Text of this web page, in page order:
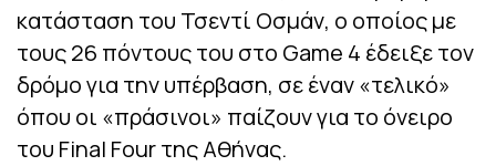
κατάσταση του Τσεντί Οσμάν, ο οποίος με
τους 26 πόντους του στο Game 4 έδειξε τον
δρόμο για την υπέρβαση, σε έναν «τελικό»
όπου οι «πράσινοι» παίζουν για το όνειρο
του Final Four της Αθήνας.